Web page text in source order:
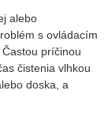
alebo
s ovládacím
príčinou
čistenia vlhkou
doska, a